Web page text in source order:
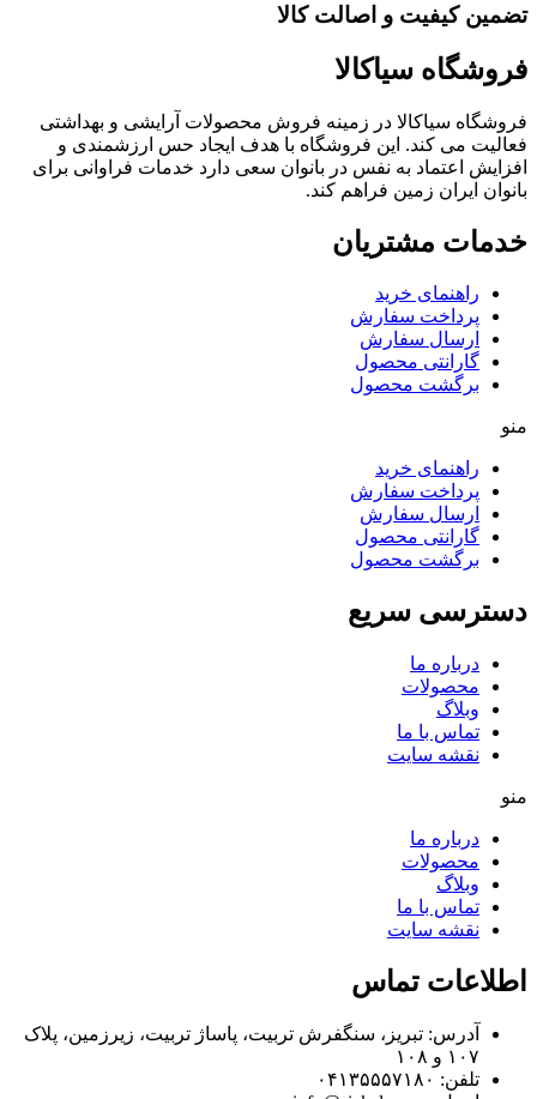
تضمین کیفیت و اصالت کالا
فروشگاه سیاکالا
فروشگاه سیاکالا در زمینه فروش محصولات آرایشی و بهداشتی
فعالیت می کند. این فروشگاه با هدف ایجاد حس ارزشمندی و
افزایش اعتماد به نفس در بانوان سعی دارد خدمات فراوانی برای
بانوان ایران زمین فراهم کند.
خدمات مشتریان
راهنمای خرید
پرداخت سفارش
ارسال سفارش
گارانتی محصول
برگشت محصول
منو
راهنمای خرید
پرداخت سفارش
ارسال سفارش
گارانتی محصول
برگشت محصول
دسترسی سریع
درباره ما
محصولات
وبلاگ
تماس با ما
نقشه سایت
منو
درباره ما
محصولات
وبلاگ
تماس با ما
نقشه سایت
اطلاعات تماس
آدرس: تبریز، سنگفرش تربیت، پاساژ تربیت، زیرزمین، پلاک
۱۰۷ و ۱۰۸
تلفن: ۰۴۱۳۵۵۵۷۱۸۰